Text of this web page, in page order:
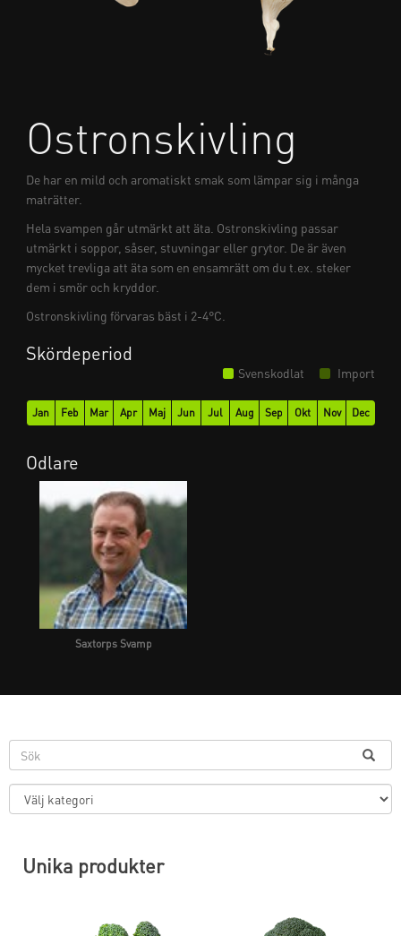
Ostronskivling
De har en mild och aromatiskt smak som lämpar sig i många
maträtter.
Hela svampen går utmärkt att äta. Ostronskivling passar
utmärkt i soppor, såser, stuvningar eller grytor. De är även
mycket trevliga att äta som en ensamrätt om du t.ex. steker
dem i smör och kryddor.
Ostronskivling förvaras bäst i 2-4°C.
Skördeperiod
Svenskodlat Import
Jan Feb Mar Apr Maj Jun Jul Aug Sep Okt Nov Dec
Odlare
Saxtorps Svamp
Unika produkter